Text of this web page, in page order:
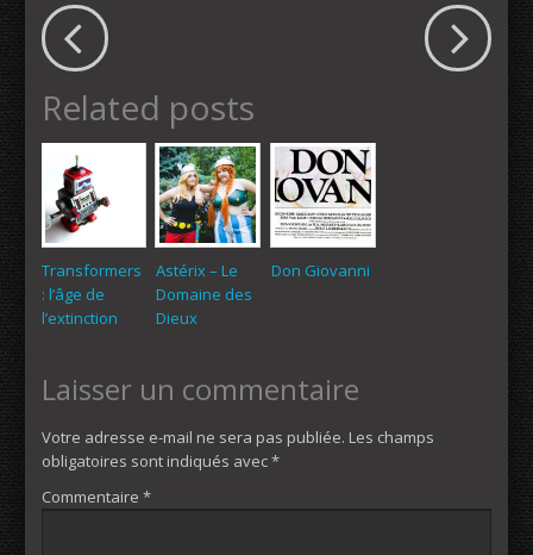
Related posts
Transformers
: l’âge de
l’extinction
Astérix – Le
Domaine des
Dieux
Don Giovanni
Laisser un commentaire
Votre adresse e-mail ne sera pas publiée. Les champs
obligatoires sont indiqués avec*
Commentaire *